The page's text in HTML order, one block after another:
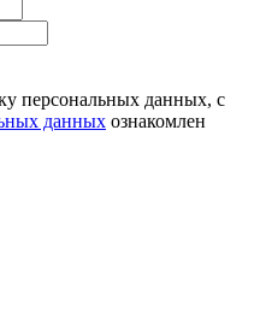
персональных данных, с
данных ознакомлен